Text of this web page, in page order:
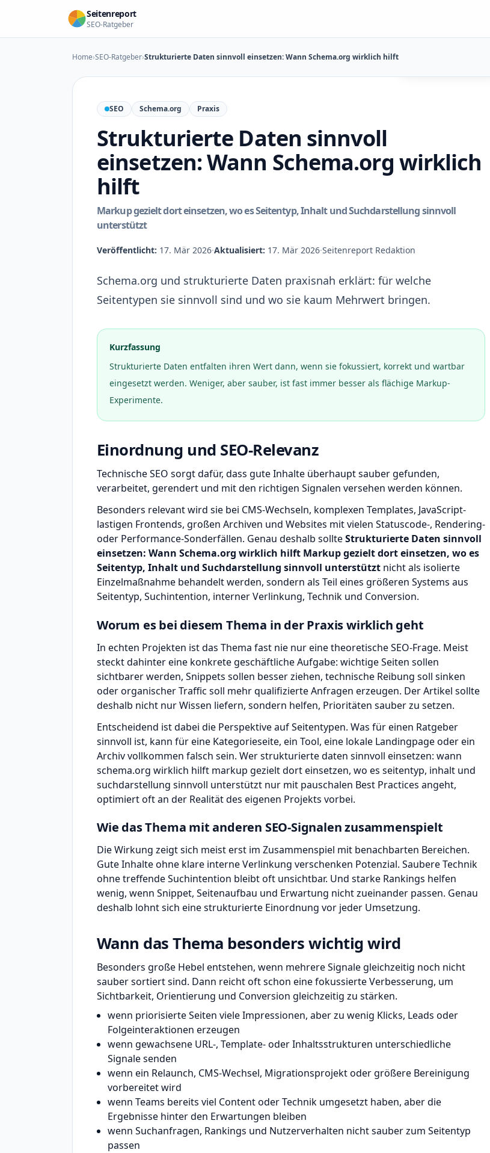
Zum Inhalt springen
Seitenreport
SEO-Ratgeber
Home›SEO-Ratgeber›Strukturierte Daten sinnvoll einsetzen: Wann Schema.org wirklich hilft
SEO Schema.org Praxis
Strukturierte Daten sinnvoll
einsetzen: Wann Schema.org wirklich
hilft
Markup gezielt dort einsetzen, wo es Seitentyp, Inhalt und Suchdarstellung sinnvoll
unterstützt
Veröffentlicht: 17. Mär 2026·Aktualisiert: 17. Mär 2026·Seitenreport Redaktion
Schema.org und strukturierte Daten praxisnah erklärt: für welche
Seitentypen sie sinnvoll sind und wo sie kaum Mehrwert bringen.
Kurzfassung
Strukturierte Daten entfalten ihren Wert dann, wenn sie fokussiert, korrekt und wartbar
eingesetzt werden. Weniger, aber sauber, ist fast immer besser als flächige Markup-
Experimente.
Einordnung und SEO-Relevanz
Technische SEO sorgt dafür, dass gute Inhalte überhaupt sauber gefunden,
verarbeitet, gerendert und mit den richtigen Signalen versehen werden können.
Besonders relevant wird sie bei CMS-Wechseln, komplexen Templates, JavaScript-
lastigen Frontends, großen Archiven und Websites mit vielen Statuscode-, Rendering-
oder Performance-Sonderfällen. Genau deshalb sollteStrukturierte Daten sinnvoll
einsetzen: Wann Schema.org wirklich hilft Markup gezielt dort einsetzen, wo es
Seitentyp, Inhalt und Suchdarstellung sinnvoll unterstützt nicht als isolierte
Einzelmaßnahme behandelt werden, sondern als Teil eines größeren Systems aus
Seitentyp, Suchintention, interner Verlinkung, Technik und Conversion.
Worum es bei diesem Thema in der Praxis wirklich geht
In echten Projekten ist das Thema fast nie nur eine theoretische SEO-Frage. Meist
steckt dahinter eine konkrete geschäftliche Aufgabe: wichtige Seiten sollen
sichtbarer werden, Snippets sollen besser ziehen, technische Reibung soll sinken
oder organischer Traffic soll mehr qualifizierte Anfragen erzeugen. Der Artikel sollte
deshalb nicht nur Wissen liefern, sondern helfen, Prioritäten sauber zu setzen.
Entscheidend ist dabei die Perspektive auf Seitentypen. Was für einen Ratgeber
sinnvoll ist, kann für eine Kategorieseite, ein Tool, eine lokale Landingpage oder ein
Archiv vollkommen falsch sein. Wer strukturierte daten sinnvoll einsetzen: wann
schema.org wirklich hilft markup gezielt dort einsetzen, wo es seitentyp, inhalt und
suchdarstellung sinnvoll unterstützt nur mit pauschalen Best Practices angeht,
optimiert oft an der Realität des eigenen Projekts vorbei.
Wie das Thema mit anderen SEO-Signalen zusammenspielt
Die Wirkung zeigt sich meist erst im Zusammenspiel mit benachbarten Bereichen.
Gute Inhalte ohne klare interne Verlinkung verschenken Potenzial. Saubere Technik
ohne treffende Suchintention bleibt oft unsichtbar. Und starke Rankings helfen
wenig, wenn Snippet, Seitenaufbau und Erwartung nicht zueinander passen. Genau
deshalb lohnt sich eine strukturierte Einordnung vor jeder Umsetzung.
Wann das Thema besonders wichtig wird
Besonders große Hebel entstehen, wenn mehrere Signale gleichzeitig noch nicht
sauber sortiert sind. Dann reicht oft schon eine fokussierte Verbesserung, um
Sichtbarkeit, Orientierung und Conversion gleichzeitig zu stärken.
wenn priorisierte Seiten viele Impressionen, aber zu wenig Klicks, Leads oder
Folgeinteraktionen erzeugen
wenn gewachsene URL-, Template- oder Inhaltsstrukturen unterschiedliche
Signale senden
wenn ein Relaunch, CMS-Wechsel, Migrationsprojekt oder größere Bereinigung
vorbereitet wird
wenn Teams bereits viel Content oder Technik umgesetzt haben, aber die
Ergebnisse hinter den Erwartungen bleiben
wenn Suchanfragen, Rankings und Nutzerverhalten nicht sauber zum Seitentyp
passen